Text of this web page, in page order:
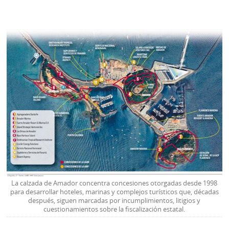
Picante
⌾
La
Repregunta
Sin
Censura
La calzada de Amador concentra concesiones otorgadas desde 1998
para desarrollar hoteles, marinas y complejos turísticos que, décadas
después, siguen marcadas por incumplimientos, litigios y
cuestionamientos sobre la fiscalización estatal.